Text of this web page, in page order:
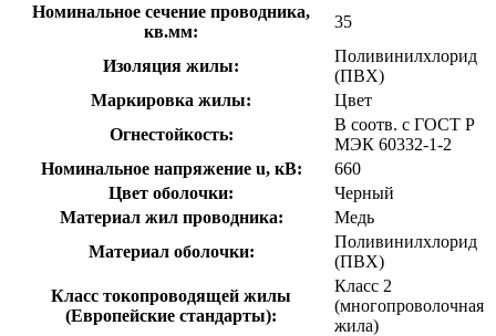
Номинальное сечение проводника,
кв.мм:
35
Изоляция жилы:
Поливинилхлорид
(ПВХ)
Маркировка жилы:
Цвет
Огнестойкость:
В соотв. с ГОСТ Р
МЭК 60332-1-2
Номинальное напряжение u, кВ:
660
Цвет оболочки:
Черный
Материал жил проводника:
Медь
Материал оболочки:
Поливинилхлорид
(ПВХ)
Класс токопроводящей жилы
(Европейские стандарты):
Класс 2
(многопроволочная
жила)